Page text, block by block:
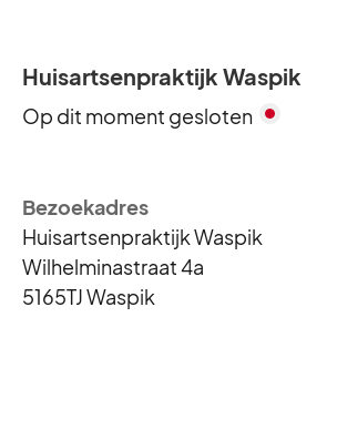
Huisartsenpraktijk Waspik
Op dit moment gesloten
Bezoekadres
Huisartsenpraktijk Waspik
Wilhelminastraat 4a
5165TJ Waspik
Reguliere
Maandag
Dinsdag